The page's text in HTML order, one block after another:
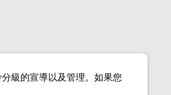
級的宣導以及管理。如果您